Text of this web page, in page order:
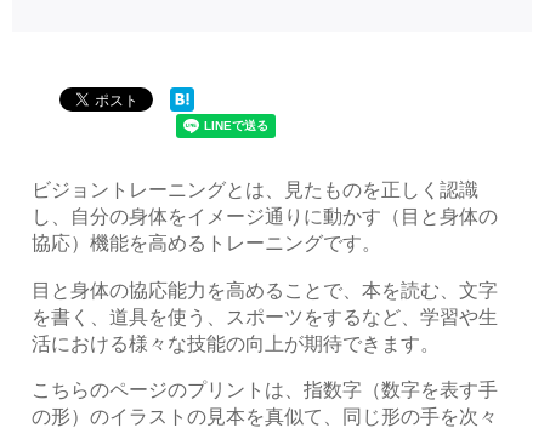
ビジョントレーニングとは、見たものを正しく認識
し、自分の身体をイメージ通りに動かす（目と身体の
協応）機能を高めるトレーニングです。
目と身体の協応能力を高めることで、本を読む、文字
を書く、道具を使う、スポーツをするなど、学習や生
活における様々な技能の向上が期待できます。
こちらのページのプリントは、指数字（数字を表す手
の形）のイラストの見本を真似て、同じ形の手を次々